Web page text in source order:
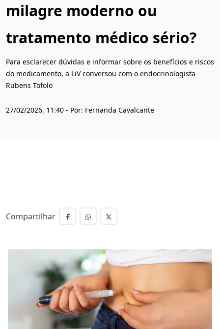
milagre moderno ou
tratamento médico sério?
Para esclarecer dúvidas e informar sobre os benefícios e riscos
do medicamento, a LiV conversou com o endocrinologista
Rubens Tofolo
27/02/2026, 11:40 - Por: Fernanda Cavalcante
Compartilhar